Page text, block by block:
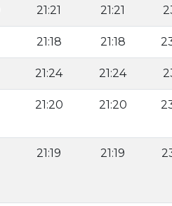
21:21 21:21
21:18 21:18
21:24 21:24
21:20 21:20
21:19 21:19